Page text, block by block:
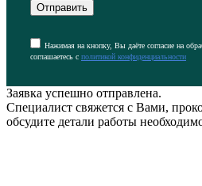
Отправить
Нажимая на кнопку, Вы даёте согласие на
соглашаетесь с политикой конфиденциальности
Заявка успешно отправлена.
Специалист свяжется с Вами,
обсудите детали работы